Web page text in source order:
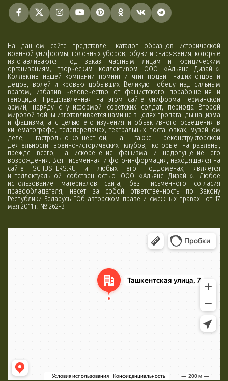
На данном сайте представлен каталог образцов исторической
военной униформы, головных уборов, обуви и снаряжения, которые
изготавливаются под заказ частным лицам и юридическим
организациям, творческим коллективом ООО «Альянс Дизайн».
Коллектив нашей компании помнит и чтит подвиг наших отцов и
дедов, волей и кровью добывших Великую победу над сильным
врагом, избавив человечество от фашистского порабощения и
геноцида. Представленная на этом сайте униформа германской
армии, наряду с униформой советских солдат, периода Второй
мировой войны изготавливается нами не в целях пропаганды нацизма
и фашизма, а с целью его изучения и объективного освещения в
кинематографе, телепередачах, театральных постановках, музейном
деле, гастрольно-концертной, а также реконструкторской
деятельности военно-исторических клубов, которые направлены,
прежде всего, на искоренение фашизма и недопущение его
возрождения. Вся письменная и фото-информация, находящаяся на
сайте SCHUSTERS.RU и любых его поддоменах, является
интеллектуальной собственностью ООО «Альянс Дизайн». Любое
использование материалов сайта, без письменного согласия
правообладателя, несет за собой ответственность по Закону
Республики Беларусь “Об авторском праве и смежных правах” от 17
мая 2011 г. № 262-З